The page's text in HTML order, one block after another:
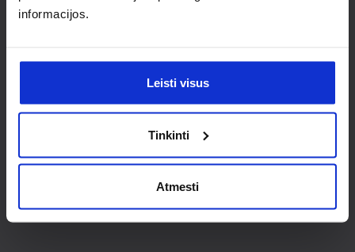
informacijos.
Leisti visus
Tinkinti
Atmesti